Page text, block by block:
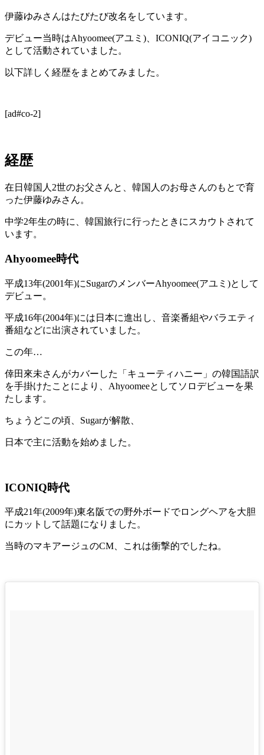
伊藤ゆみさんはたびたび改名をしています。
デビュー当時はAhyoomee(アユミ)、ICONIQ(アイコニック)
として活動されていました。
以下詳しく経歴をまとめてみました。
[ad#co-2]
経歴
在日韓国人2世のお父さんと、韓国人のお母さんのもとで育
った伊藤ゆみさん。
中学2年生の時に、韓国旅行に行ったときにスカウトされて
います。
Ahyoomee時代
平成13年(2001年)にSugarのメンバーAhyoomee(アユミ)として
デビュー。
平成16年(2004年)には日本に進出し、音楽番組やバラエティ
番組などに出演されていました。
この年…
倖田來未さんがカバーした「キューティハニー」の韓国語訳
を手掛けたことにより、Ahyoomeeとしてソロデビューを果
たします。
ちょうどこの頃、Sugarが解散、
日本で主に活動を始めました。
ICONIQ時代
平成21年(2009年)東名阪での野外ボードでロングヘアを大胆
にカットして話題になりました。
当時のマキアージュのCM、これは衝撃的でしたね。